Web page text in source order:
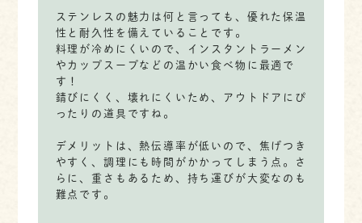
ステンレスの魅力は何と言っても、優れた保温
性と耐久性を備えていることです。
料理が冷めにくいので、インスタントラーメン
やカップスープなどの温かい食べ物に最適で
す！
錆びにくく、壊れにくいため、アウトドアにぴ
ったりの道具ですね。
デメリットは、熱伝導率が低いので、焦げつき
やすく、調理にも時間がかかってしまう点。さ
らに、重さもあるため、持ち運びが大変なのも
難点です。